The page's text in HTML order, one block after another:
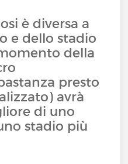
è diversa a
e dello stadio
della
presto
avrà
di uno
stadio più